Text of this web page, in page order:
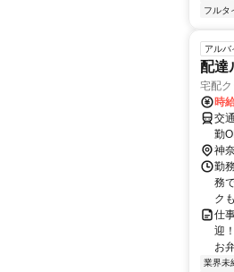
フルタ
アルバ
配達
宅配
時
交
勤
神
勤
務
ク
仕
迎
お
業界未